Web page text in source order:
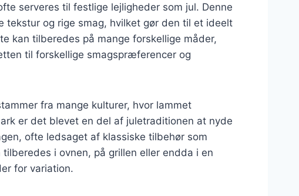
serveres til festlige lejligheder som jul. Denne
og rige smag, hvilket gør den til et ideelt
kan tilberedes på mange forskellige måder,
til forskellige smagspræferencer og
fra mange kulturer, hvor lammet
er det blevet en del af juletraditionen at nyde
ofte ledsaget af klassiske tilbehør som
i ovnen, på grillen eller endda i en
for variation.